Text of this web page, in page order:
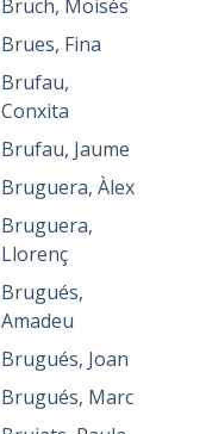
Bruch, Moisès
Brues, Fina
Brufau,
Conxita
Brufau, Jaume
Bruguera, Àlex
Bruguera,
Llorenç
Brugués,
Amadeu
Brugués, Joan
Brugués, Marc